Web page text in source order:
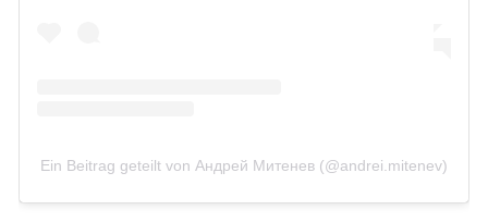
Ein Beitrag geteilt von Андрей Митенев (@andrei.mitenev)